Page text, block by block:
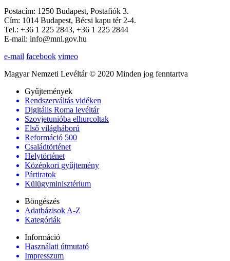
Postacím: 1250 Budapest, Postafiók 3.
Cím: 1014 Budapest, Bécsi kapu tér 2-4.
Tel.: +36 1 225 2843, +36 1 225 2844
E-mail: info@mnl.gov.hu
e-mail facebook vimeo
Magyar Nemzeti Levéltár © 2020 Minden jog fenntartva
Gyűjtemények
Rendszerváltás vidéken
Digitális Roma levéltár
Szovjetunióba elhurcoltak
Első világháború
Reformáció 500
Családtörténet
Helytörténet
Középkori gyűjtemény
Pártiratok
Külügyminisztérium
Böngészés
Adatbázisok A-Z
Kategóriák
Információ
Használati útmutató
Impresszum